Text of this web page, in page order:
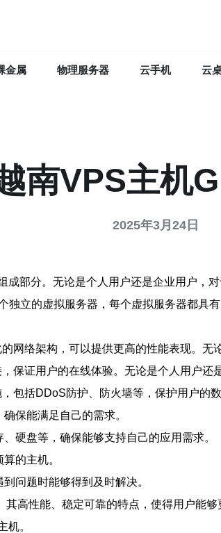
金属 物理服务器 云手机 云
南VPS主机
2025年3月24日
部分。无论是个人用户还是企业用户，
立的虚拟服务器，每个虚拟服务器都具
网络架构，可以提供更高的性能表现。无
保证用户的在线体验。无论是个人用户还
包括DDoS防护、防火墙等，保护用户的
保能满足自己的需求。
硬盘等，确保能够支持自己的应用需求。
的主机。
问题时能够得到及时解决。
高性能、稳定可靠的特点，使得用户能
机。